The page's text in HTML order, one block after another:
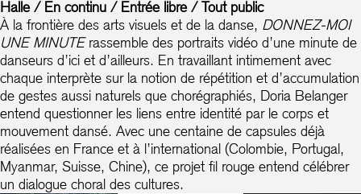
Halle / En continu / Entrée libre / Tout public
À la frontière des arts visuels et de la danse, DONNEZ-MOI
UNE MINUTErassemble des portraits vidéo d’une minute de
danseurs d’ici et d’ailleurs. En travaillant intimement avec
chaque interprète sur la notion de répétition et d’accumulation
de gestes aussi naturels que chorégraphiés, Doria Belanger
entend questionner les liens entre identité par le corps et
mouvement dansé. Avec une centaine de capsules déjà
réalisées en France et à l’international (Colombie, Portugal,
Myanmar, Suisse, Chine), ce projet fil rouge entend célébrer
un dialogue choral des cultures.